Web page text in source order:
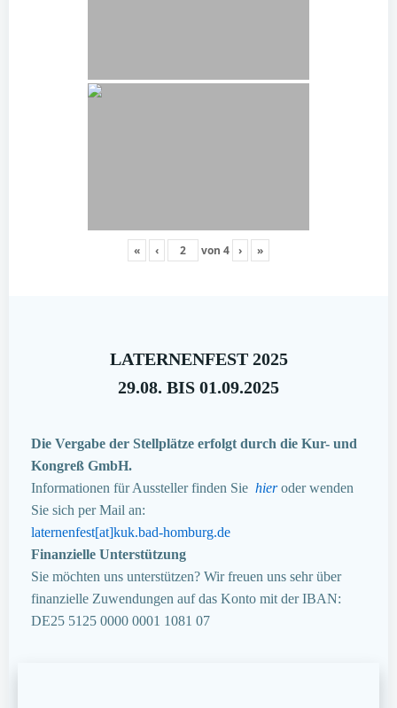
« ‹ von 4 › »
LATERNENFEST 2025
29.08. BIS 01.09.2025
Die Vergabe der Stellplätze erfolgt durch die Kur- und
Kongreß GmbH.
Informationen für Aussteller finden Sie hieroder wenden
Sie sich per Mail an:
laternenfest[at]kuk.bad-homburg.de
Finanzielle Unterstützung
Sie möchten uns unterstützen? Wir freuen uns sehr über
finanzielle Zuwendungen auf das Konto mit der IBAN:
DE25 5125 0000 0001 1081 07